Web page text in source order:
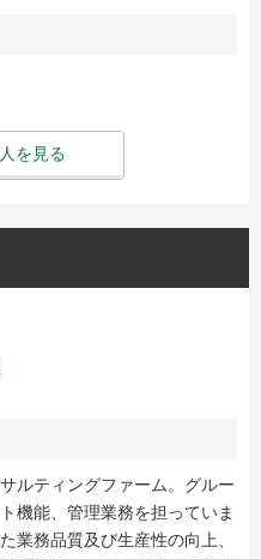
を見る
ルティングファーム。グルー
機能、管理業務を担っていま
業務品質及び生産性の向上、